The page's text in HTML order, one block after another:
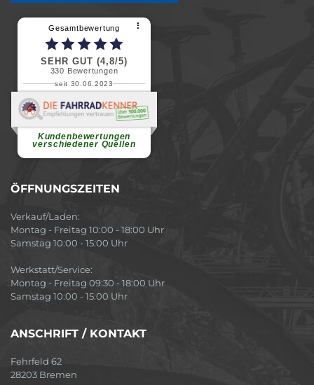
Gesamtbewertung ⠇
SEHR GUT (4,8/5)
330 Bewertungen
seit 30.06.2023
Kundenbewertungen
verschiedener Quellen
Renate H.
Vielen Dank für ein herzliches
ÖFFNUNGSZEITEN
Verkauf/Laden:
Montag - Freitag 10:00 - 18:00 Uhr
Samstag 10:00 - 15:00 Uhr
Werkstatt/Service:
Montag - Freitag 09:30 - 18:00 Uhr
Samstag 10:00 - 15:00 Uhr
ANSCHRIFT / KONTAKT
Fehrfeld 62
28203 Bremen